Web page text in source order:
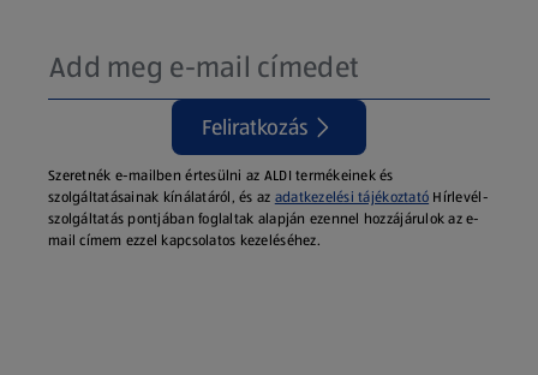
Feliratkozás
Szeretnék e-mailben értesülni az ALDI termékeinek és
szolgáltatásainak kínálatáról, és az adatkezelési tájékoztató Hírlevél-
szolgáltatás pontjában foglaltak alapján ezennel hozzájárulok az e-
mail címem ezzel kapcsolatos kezeléséhez.